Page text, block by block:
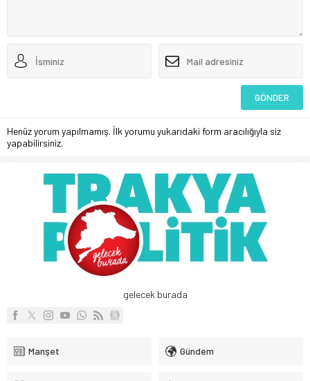
Henüz yorum yapılmamış. İlk yorumu yukarıdaki form aracılığıyla siz
yapabilirsiniz.
gelecek burada
Manşet Gündem